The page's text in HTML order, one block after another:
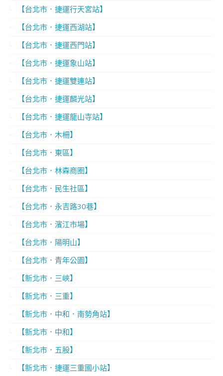
【台北市．捷運行天宮站】
【台北市．捷運西湖站】
【台北市．捷運西門站】
【台北市．捷運象山站】
【台北市．捷運雙連站】
【台北市．捷運麟光站】
【台北市．捷運龍山寺站】
【台北市．木柵】
【台北市．東區】
【台北市．林森商圈】
【台北市．民生社區】
【台北市．永吉路30巷】
【台北市．濱江市場】
【台北市．陽明山】
【台北市．青年公園】
【新北市．三峽】
【新北市．三重】
【新北市．中和．南勢角站】
【新北市．中和】
【新北市．五股】
【新北市．捷運三重國小站】